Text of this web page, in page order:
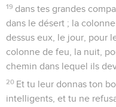
19 dans tes grandes
dans le désert ; la
dessus eux, le jour, pour
colonne de feu, la nuit,
chemin dans lequel ils
20 Et tu leur donnas ton
intelligents, et tu ne